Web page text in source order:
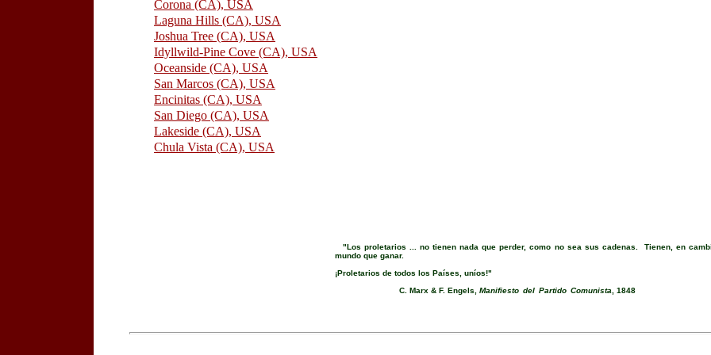
Corona (CA), USA
Laguna Hills (CA), USA
Joshua Tree (CA), USA
Idyllwild-Pine Cove (CA), USA
Oceanside (CA), USA
San Marcos (CA), USA
Encinitas (CA), USA
San Diego (CA), USA
Lakeside (CA), USA
Chula Vista (CA), USA
"Los proletarios ... no tienen nada que perder, como no sea sus cadenas. Tienen, en
mundo que ganar.
¡Proletarios de todos los Países, uníos!"
C. Marx & F. Engels, Manifiesto del Partido Comunista , 1848